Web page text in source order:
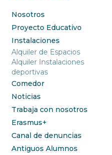
Nosotros
Proyecto Educativo
Instalaciones
Alquiler de Espacios
Alquiler Instalaciones
deportivas
Comedor
Noticias
Trabaja con nosotros
Erasmus+
Canal de denuncias
Antiguos Alumnos